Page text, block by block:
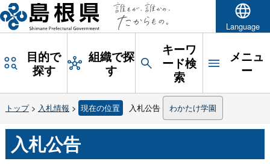
Language
目的で
探す
組織で探
す
キーワ
ード検
索
メニュ
ー
トップ> 入札情報 > 現在の位置 入札公告 わかたけ学園
入札公告